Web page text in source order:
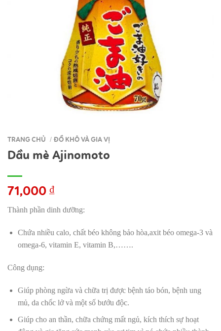
TRANG CHỦ / ĐỒ KHÔ VÀ GIA VỊ
Dầu mè Ajinomoto
71,000 ₫
Thành phần dinh dưỡng:
Chứa nhiều calo, chất béo không bảo hòa,axit béo omega-3 và
omega-6, vitamin E, vitamin B,…….
Công dụng:
Giúp phòng ngừa và chữa trị được bệnh táo bón, bệnh ung
mủ, da chốc lở và một số bướu độc.
Giúp cho an thần, chữa chứng mất ngủ, kích thích sự hoạt